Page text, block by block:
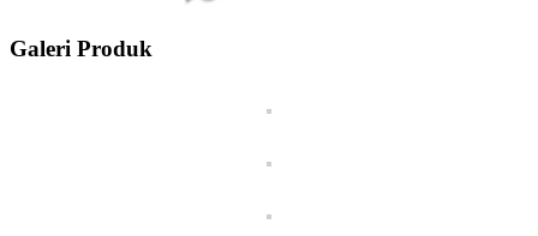
Galeri Produk